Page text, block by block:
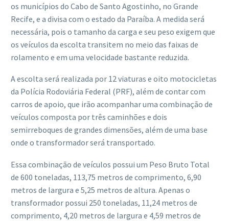
os municípios do Cabo de Santo Agostinho, no Grande
Recife, e a divisa com o estado da Paraíba. A medida será
necessária, pois o tamanho da carga e seu peso exigem que
os veículos da escolta transitem no meio das faixas de
rolamento e em uma velocidade bastante reduzida.
A escolta será realizada por 12 viaturas e oito motocicletas
da Polícia Rodoviária Federal (PRF), além de contar com
carros de apoio, que irão acompanhar uma combinação de
veículos composta por três caminhões e dois
semirreboques de grandes dimensões, além de uma base
onde o transformador será transportado.
Essa combinação de veículos possui um Peso Bruto Total
de 600 toneladas, 113,75 metros de comprimento, 6,90
metros de largura e 5,25 metros de altura. Apenas o
transformador possui 250 toneladas, 11,24 metros de
comprimento, 4,20 metros de largura e 4,59 metros de